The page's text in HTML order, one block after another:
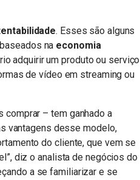
. Esses são alguns
baseados na economia
adquirir um produto ou serviço
de vídeo em streaming ou
comprar – tem ganhado a
vantagens desse modelo,
do cliente, que vem se
diz o analista de negócios do
a se familiarizar e se